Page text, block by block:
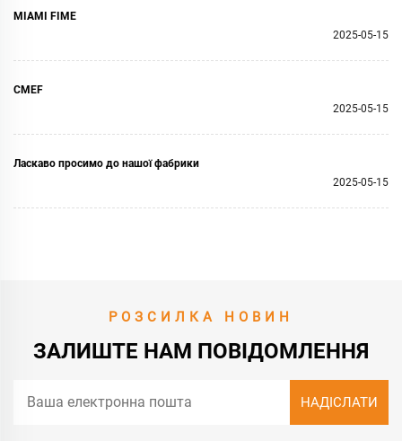
MIAMI FIME
2025-05-15
CMEF
2025-05-15
Ласкаво просимо до нашої фабрики
2025-05-15
РОЗСИЛКА НОВИН
ЗАЛИШТЕ НАМ ПОВІДОМЛЕННЯ